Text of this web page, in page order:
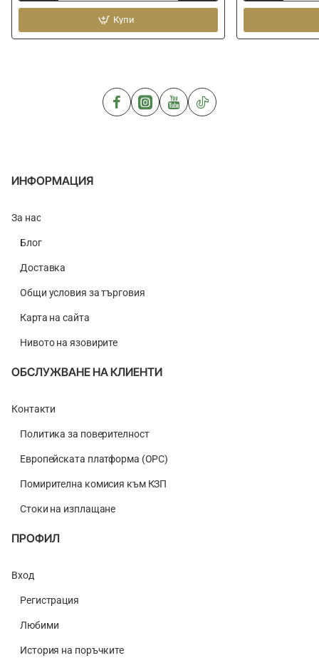
PRESTON
360
Купи
RIVE
Seatbox
ИНФОРМАЦИЯ
За нас
Блог
Доставка
Общи условия за търговия
Карта на сайта
Нивото на язовирите
ОБСЛУЖВАНЕ НА КЛИЕНТИ
Контакти
Политика за поверителност
Европейската платформа (ОРС)
Помирителна комисия към КЗП
Стоки на изплащане
ПРОФИЛ
Вход
Регистрация
Любими
История на поръчките